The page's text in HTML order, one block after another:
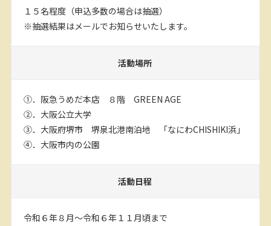
１５名程度（申込多数の場合は抽選）
※抽選結果はメールでお知らせいたします。
活動場所
①．阪急うめだ本店 ８階 GREEN AGE
②．大阪公立大学
③．大阪府堺市 堺泉北港南泊地 「なにわCHISHIKI浜」
④．大阪市内の公園
活動日程
令和６年８月～令和６年１１月頃まで